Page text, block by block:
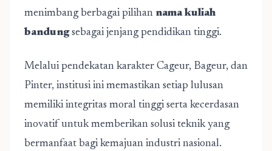
menimbang berbagai pilihan nama kuliah
bandungsebagai jenjang pendidikan tinggi.
Melalui pendekatan karakter Cageur, Bageur, dan
Pinter, institusi ini memastikan setiap lulusan
memiliki integritas moral tinggi serta kecerdasan
inovatif untuk memberikan solusi teknik yang
bermanfaat bagi kemajuan industri nasional.